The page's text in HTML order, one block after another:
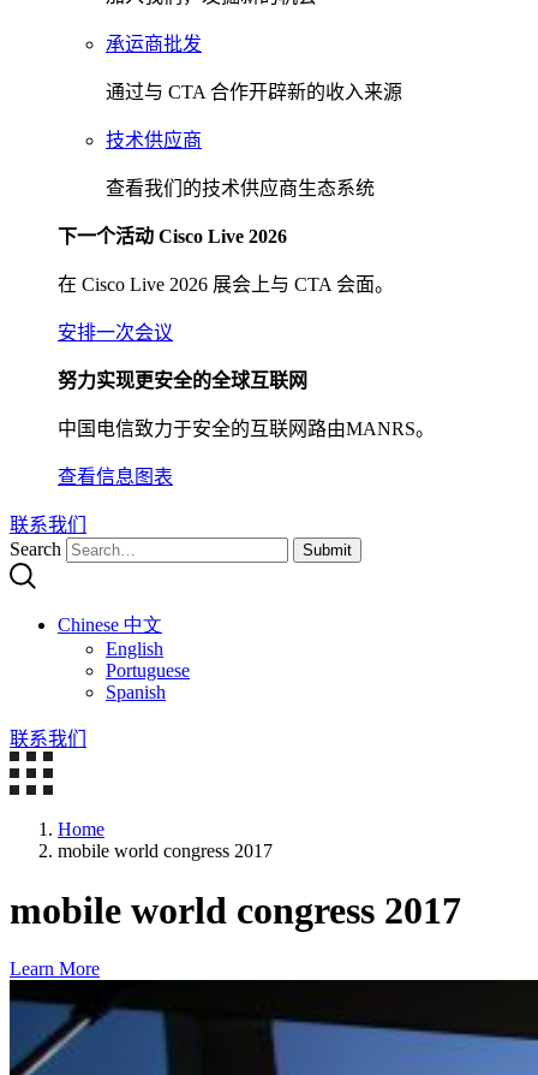
承运商批发
通过与 CTA 合作开辟新的收入来源
技术供应商
查看我们的技术供应商生态系统
下一个活动 Cisco Live 2026
在 Cisco Live 2026 展会上与 CTA 会面。
安排一次会议
努力实现更安全的全球互联网
中国电信致力于安全的互联网路由MANRS。
查看信息图表
联系我们
Search
Submit
Chinese 中文
English
Portuguese
Spanish
联系我们
Home
mobile world congress 2017
mobile world congress 2017
Learn More